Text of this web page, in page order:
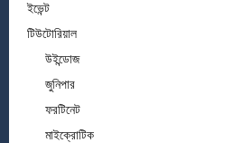
ইভেন্ট
টিউটোরিয়াল
উইন্ডোজ
জুনিপার
ফরটিনেট
মাইক্রোটিক